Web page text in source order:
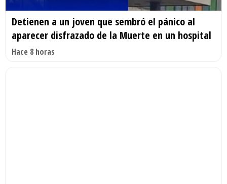
Detienen a un joven que sembró el pánico al
aparecer disfrazado de la Muerte en un hospital
Hace 8 horas